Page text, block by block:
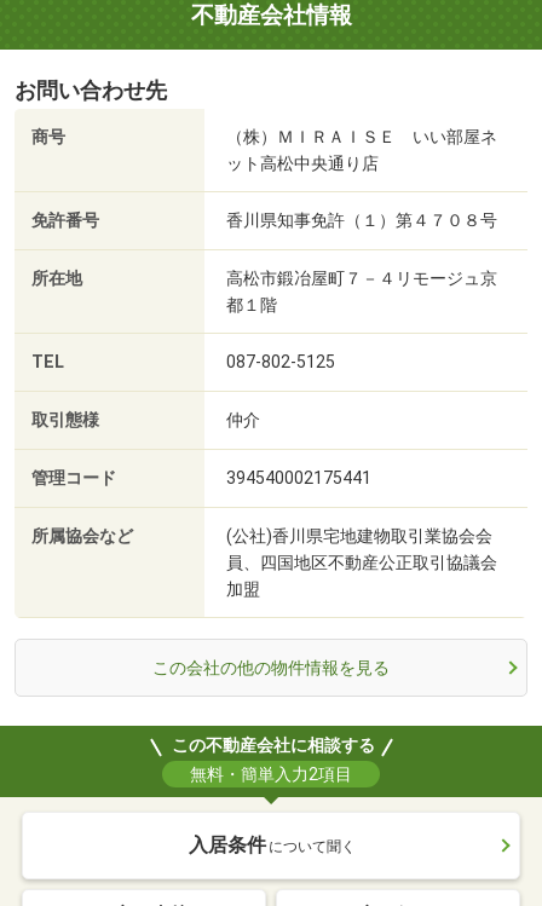
不動産会社情報
お問い合わせ先
商号
（株）ＭＩＲＡＩＳＥ いい部屋ネ
ット高松中央通り店
免許番号 香川県知事免許（１）第４７０８号
所在地
高松市鍛冶屋町７－４リモージュ京
都１階
TEL 087-802-5125
取引態様 仲介
管理コード 394540002175441
所属協会など
(公社)香川県宅地建物取引業協会会
員、四国地区不動産公正取引協議会
加盟
この会社の他の物件情報を見る
この不動産会社に相談する
無料・簡単入力2項目
入居条件 について聞く